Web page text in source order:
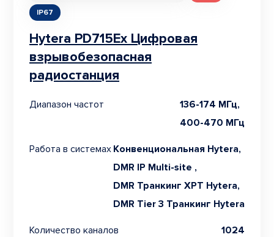
IP67
Hytera PD715Ex Цифровая
взрывобезопасная
радиостанция
Диапазон частот
136-174 МГц,
400-470 МГц
Работа в системах Конвенциональная Hytera,
DMR IP Multi-site ,
DMR Транкинг XPT Hytera,
DMR Tier 3 Транкинг Hytera
Количество каналов 1024